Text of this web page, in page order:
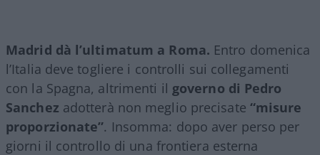
Madrid dà l’ultimatum a Roma. Entro domenica
l’Italia deve togliere i controlli sui collegamenti
con la Spagna, altrimenti il governo di Pedro
Sanchez adotterà non meglio precisate “misure
proporzionate”. Insomma: dopo aver perso per
giorni il controllo di una frontiera esterna